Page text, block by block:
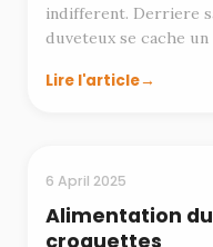
indifferent. Derriere
duveteux se cache
Lire l'article
ALIMENTATION
6 April 2025
Alimentation
croquettes